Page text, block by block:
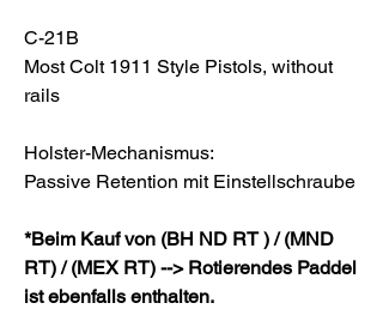
C-21B
Most Colt 1911 Style Pistols, without
rails
Holster-Mechanismus:
Passive Retention mit Einstellschraube
*Beim Kauf von (BH ND RT ) / (MND
RT) / (MEX RT) --> Rotierendes Paddel
ist ebenfalls enthalten.